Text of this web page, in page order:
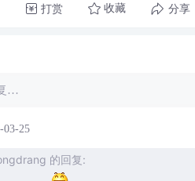
打赏 收藏 分享
…
03-25
的回复: